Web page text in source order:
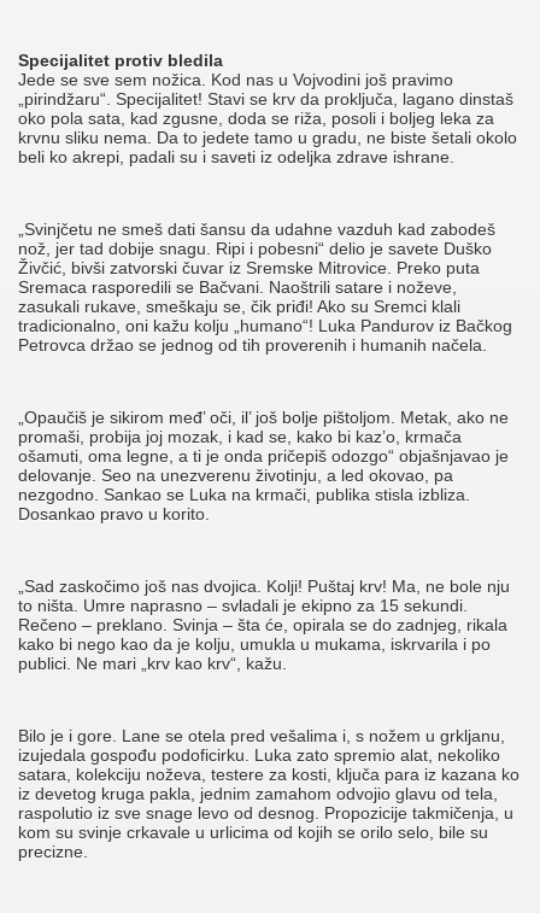
Specijalitet protiv bledila
Jede se sve sem nožica. Kod nas u Vojvodini još pravimo
„pirindžaru“. Specijalitet! Stavi se krv da proključa, lagano dinstaš
oko pola sata, kad zgusne, doda se riža, posoli i boljeg leka za
krvnu sliku nema. Da to jedete tamo u gradu, ne biste šetali okolo
beli ko akrepi, padali su i saveti iz odeljka zdrave ishrane.
„Svinjčetu ne smeš dati šansu da udahne vazduh kad zabodeš
nož, jer tad dobije snagu. Ripi i pobesni“ delio je savete Duško
Živčić, bivši zatvorski čuvar iz Sremske Mitrovice. Preko puta
Sremaca rasporedili se Bačvani. Naoštrili satare i noževe,
zasukali rukave, smeškaju se, čik priđi! Ako su Sremci klali
tradicionalno, oni kažu kolju „humano“! Luka Pandurov iz Bačkog
Petrovca držao se jednog od tih proverenih i humanih načela.
„Opaučiš je sikirom međ’ oči, il’ još bolje pištoljom. Metak, ako ne
promaši, probija joj mozak, i kad se, kako bi kaz’o, krmača
ošamuti, oma legne, a ti je onda pričepiš odozgo“ objašnjavao je
delovanje. Seo na unezverenu životinju, a led okovao, pa
nezgodno. Sankao se Luka na krmači, publika stisla izbliza.
Dosankao pravo u korito.
„Sad zaskočimo još nas dvojica. Kolji! Puštaj krv! Ma, ne bole nju
to ništa. Umre naprasno – svladali je ekipno za 15 sekundi.
Rečeno – preklano. Svinja – šta će, opirala se do zadnjeg, rikala
kako bi nego kao da je kolju, umukla u mukama, iskrvarila i po
publici. Ne mari „krv kao krv“, kažu.
Bilo je i gore. Lane se otela pred vešalima i, s nožem u grkljanu,
izujedala gospođu podoficirku. Luka zato spremio alat, nekoliko
satara, kolekciju noževa, testere za kosti, ključa para iz kazana ko
iz devetog kruga pakla, jednim zamahom odvojio glavu od tela,
raspolutio iz sve snage levo od desnog. Propozicije takmičenja, u
kom su svinje crkavale u urlicima od kojih se orilo selo, bile su
precizne.